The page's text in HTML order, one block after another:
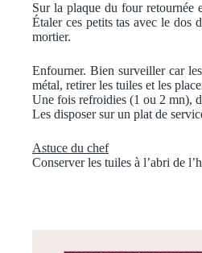
Sur la plaque du four retournée
Étaler ces petits tas avec le dos
mortier.
Enfourner. Bien surveiller car
métal, retirer les tuiles et les
Une fois refroidies (1 ou 2 mn),
Les disposer sur un plat de
Astuce du chef
Conserver les tuiles à l’abri de